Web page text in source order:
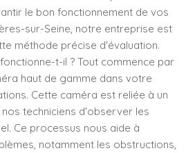
le bon fonctionnement de vos
sur-Seine, notre entreprise est
méthode précise d'évaluation.
t-il ? Tout commence par
haut de gamme dans votre
Cette caméra est reliée à un
techniciens d'observer les
Ce processus nous aide à
notamment les obstructions,